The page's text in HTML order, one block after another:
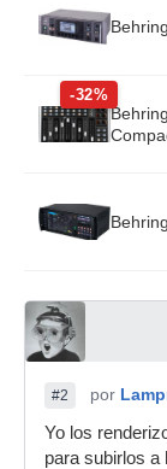
-32%
#2 por
Yo los
para subirlos